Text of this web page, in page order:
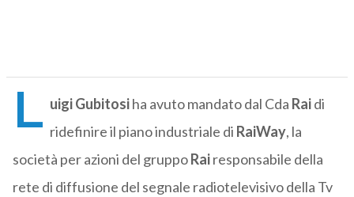
L uigi Gubitosiha avuto mandato dal Cda Raidi
ridefinire il piano industriale di RaiWay, la
società per azioni del gruppoRairesponsabile della
rete di diffusione del segnale radiotelevisivo della Tv